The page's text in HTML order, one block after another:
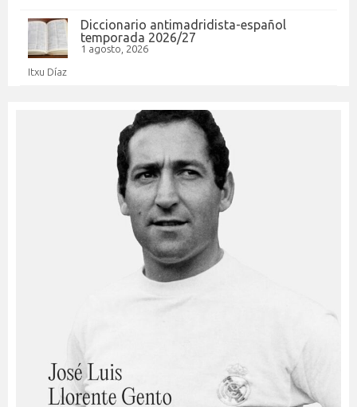
Diccionario antimadridista-español
temporada 2026/27
1 agosto, 2026
Itxu Díaz